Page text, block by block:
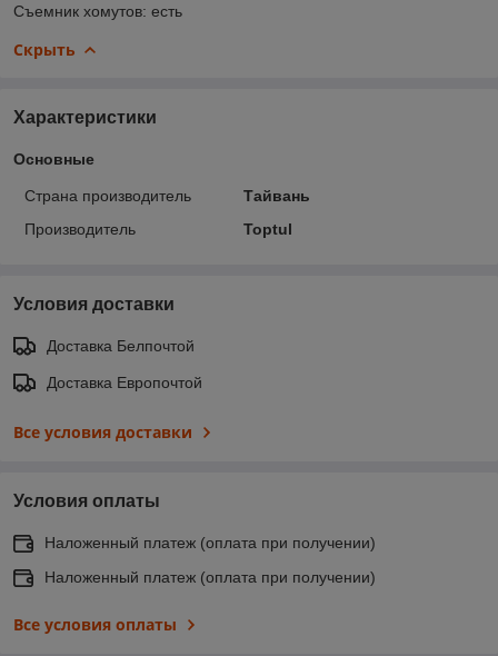
Съемник хомутов: есть
Скрыть
Характеристики
Основные
Страна производитель
Тайвань
Производитель
Toptul
Условия доставки
Доставка Белпочтой
Доставка Европочтой
Все условия доставки
Условия оплаты
Наложенный платеж (оплата при получении)
Наложенный платеж (оплата при получении)
Все условия оплаты